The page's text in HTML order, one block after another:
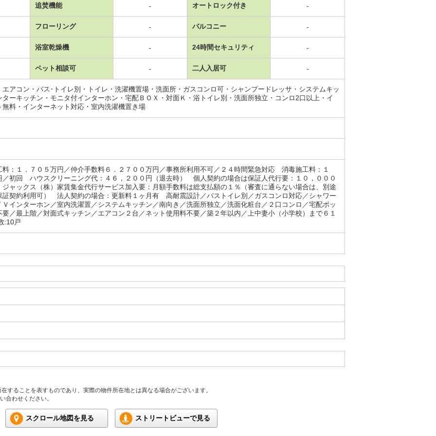
追焚機能 - オートロック付き -
フローリング - バルコニー -
浴室乾燥機 - 24時間セキュリティ -
ペット相談可 - 二人入居可 -
エアコン・バス･トイレ別・トイレ・洗濯機置場・洗面所・ガスコンロ可・シャンプードレッサ・システムキッ
ターキッチン・モニタ付インターホン・宅配ＢＯＸ・対面Ｋ・浴トイレ別・洗面所独立・コンロ2口以上・イ
無料・インターネット対応・室内洗濯機置き場
料：１．７０５万円／仲介手数料６．２７００万円／事務所利用不可／２４時間緊急対応 消毒施工料：１
／初回 ハウスクリーニング代：４６，２００円（退去時） 個人契約の場合は保証人代行要：１０，０００
ジャックス（株）家賃集金代行サービス加入要：月額手数料は総支払額の１％（審査に通らない場合は、別途
証契約利用可） 法人契約の場合：更新料１ヶ月有 高耐震設計／バストイレ別／ガスコンロ対応／シャワー
Ｖインターホン／室内洗濯置／システムキッチン／南向き／洗面所独立／洗面化粧台／２口コンロ／宅配ボッ
要／最上階／対面式キッチン／エアコン２台／ネット使用料不要／築２年以内／上中妻小（小学校）まで６１
:10戸
することを表すものであり、実際の物件所在地とは異なる場合がございます。
合わせください。
スクロール地図を見る ストリートビューで見る